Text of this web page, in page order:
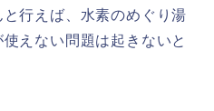
行えば、水素のめぐり湯
えない問題は起きないと